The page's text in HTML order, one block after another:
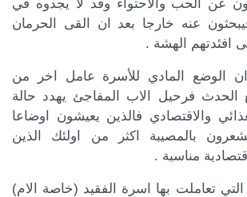
عن الحب والاحتواء وقد لا يجدوه في
عنه خارجا بعد ان القى الحرمان
افئدتهم الهشة .
الوضع المادي للأسرة عامل اخر من
الحدث فرحيل الاب المفاجئ يهدد حالة
والاقتصادي فالذين يعيشون اوضاعا
بالمصيبة اكثر من اولئك الذين
مناسبة .
تعاملت بها اسرة الفقيد (خاصة الام)